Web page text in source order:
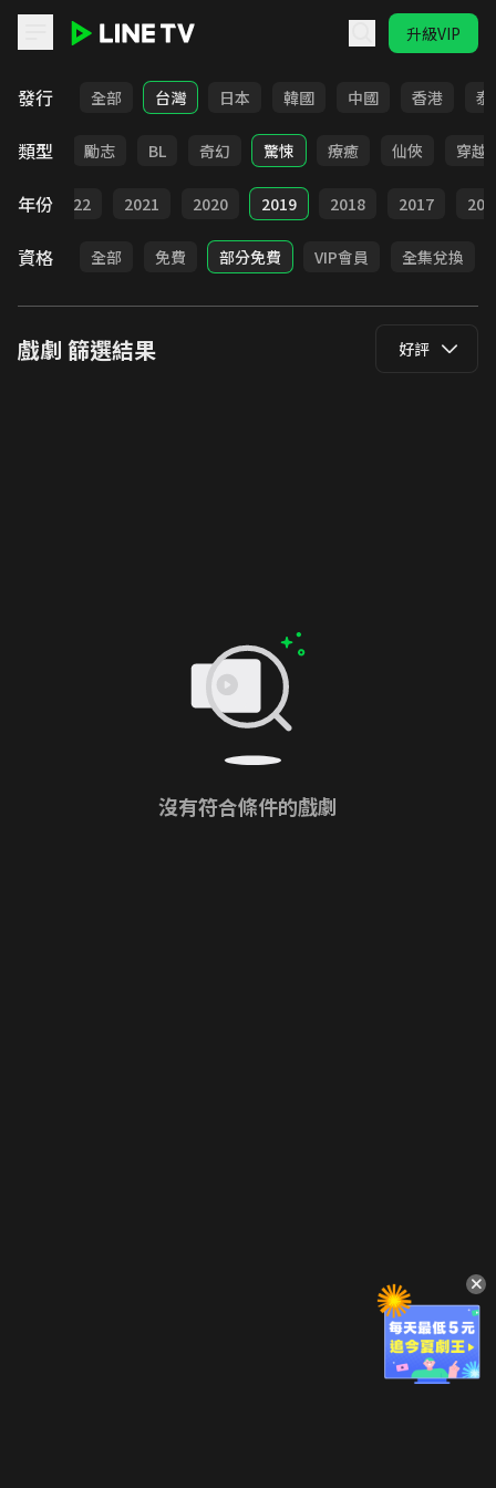
升級VIP
發行 全部 台灣 日本 韓國 中國 香港 泰
類型
喜劇 勵志 BL 奇幻 驚悚 療癒 仙俠 穿越
年份 2022 2021 2020 2019 2018 2017
資格 全部 免費 部分免費 VIP會員 全集兌換
戲劇 篩選結果 好評
沒有符合條件的戲劇